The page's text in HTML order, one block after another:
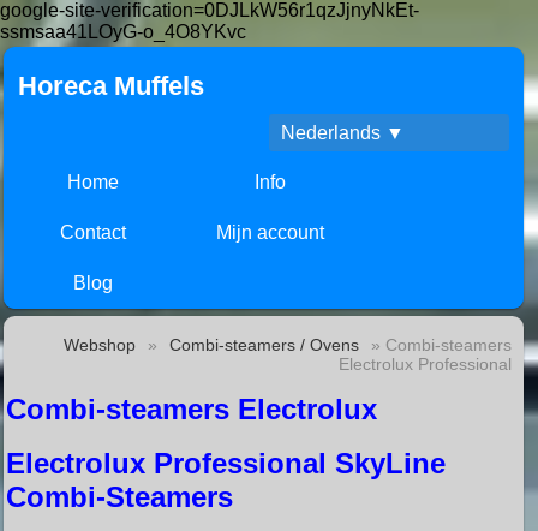
google-site-verification=0DJLkW56r1qzJjnyNkEt-
ssmsaa41LOyG-o_4O8YKvc
Horeca Muffels
Nederlands ▼
Home Info
Contact Mijn account
Blog
Webshop » Combi-steamers / Ovens
» Combi-steamers
Electrolux Professional
Combi-steamers Electrolux
Electrolux Professional SkyLine
Combi-Steamers